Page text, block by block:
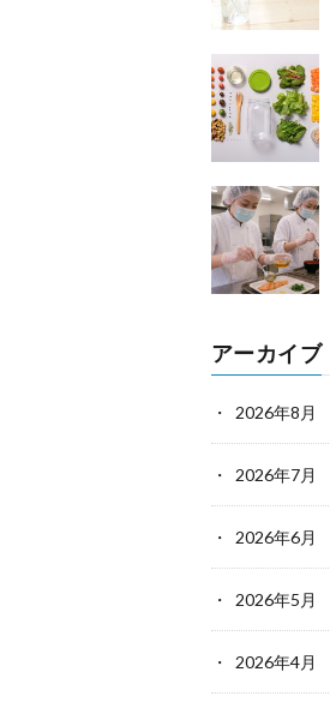
アーカイブ
2026年8月
2026年7月
2026年6月
2026年5月
2026年4月